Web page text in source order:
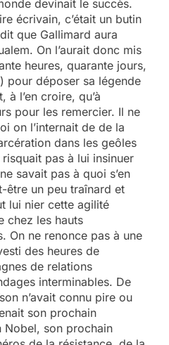
devinait le succès.
écrivain, c’était un butin
que Gallimard aura
On l’aurait donc mis
heures, quarante jours,
pour déposer sa légende
à l’en croire, qu’à
pour les remercier. Il ne
on l’internait de de la
dans les geôles
pas à lui insinuer
savait pas à quoi s’en
être un peu traînard et
lui nier cette agilité
chez les hauts
On ne renonce pas à une
des heures de
de relations
interminables. De
n’avait connu pire ou
son prochain
Nobel, son prochain